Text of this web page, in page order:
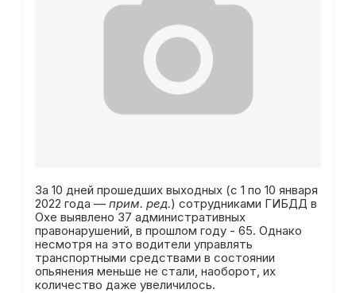
За 10 дней прошедших выходных (с 1 по 10 января
2022 года — прим. ред.) сотрудниками ГИБДД в
Охе выявлено 37 административных
правонарушений, в прошлом году - 65. Однако
несмотря на это водители управлять
транспортными средствами в состоянии
опьянения меньше не стали, наоборот, их
количество даже увеличилось.